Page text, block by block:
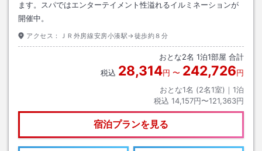
ます。スパではエンターテイメント性溢れるイルミネーションが
開催中。
アクセス： ＪＲ外房線安房小湊駅→徒歩約８分
おとな2名 1泊1部屋 合計
税込 28,314円 〜 242,726円
おとな1名 (2名1室)｜ 1泊
税込 14,157円〜121,363円
宿泊プランを見る